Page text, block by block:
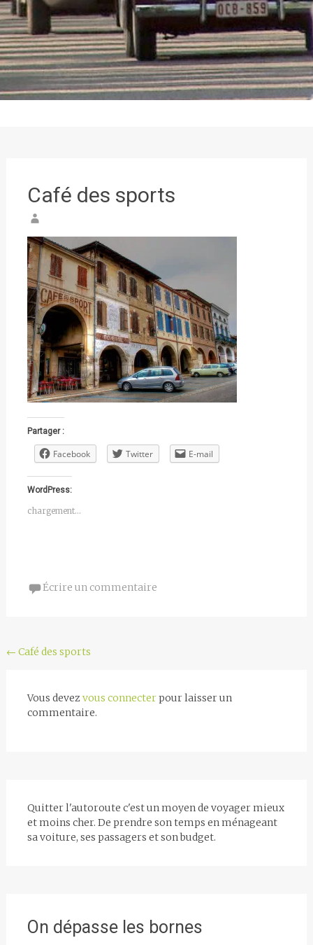
Café des sports
Partager :
Facebook Twitter E-mail
WordPress:
chargement…
Écrire un commentaire
Navigation
l'article
← Café des sports
Vous devez vous connecterpour laisser un
commentaire.
Quitter l'autoroute c'est un moyen de voyager mieux
et moins cher. De prendre son temps en ménageant
sa voiture, ses passagers et son budget.
On dépasse les bornes